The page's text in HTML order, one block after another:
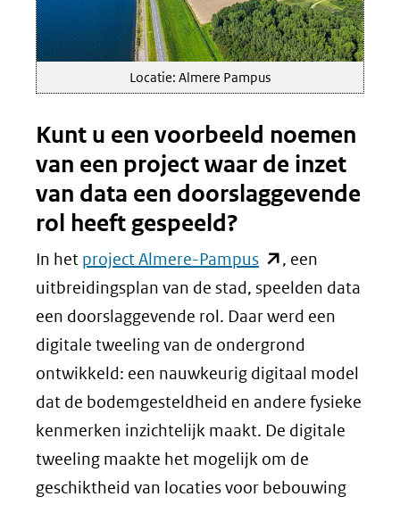
Locatie: Almere Pampus
Kunt u een voorbeeld noemen
van een project waar de inzet
van data een doorslaggevende
rol heeft gespeeld?
In het project Almere-Pampus(opent
in
nieuw
venster)
(verwijst
naar
een
andere
website)
, een
uitbreidingsplan van de stad, speelden data
een doorslaggevende rol. Daar werd een
digitale tweeling van de ondergrond
ontwikkeld: een nauwkeurig digitaal model
dat de bodemgesteldheid en andere fysieke
kenmerken inzichtelijk maakt. De digitale
tweeling maakte het mogelijk om de
geschiktheid van locaties voor bebouwing